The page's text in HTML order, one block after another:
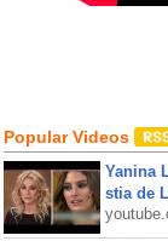
Popular Videos
Yanina
stia de